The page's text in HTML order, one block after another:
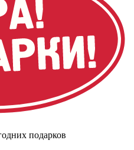
подарков